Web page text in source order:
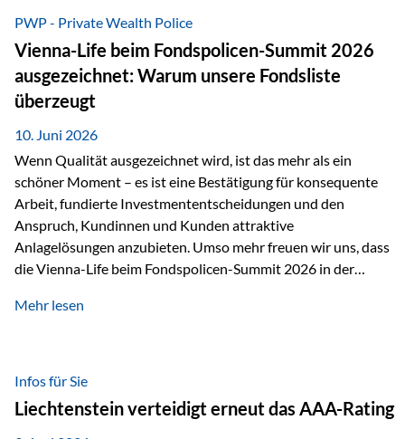
Leitfähigkeit aller Metalle. Diese Eigenschaft macht es für
zahlreiche Zukunftstechnologien praktisch unverzichtbar.
Silber findet sich unter anderem in: Solarmodulen
Elektrofahrzeugen Halbleitern Smartphones und Tablets…
PWP - Private Wealth Police
Vienna-Life beim Fondspolicen-Summit 2026
ausgezeichnet: Warum unsere Fondsliste
überzeugt
10. Juni 2026
Wenn Qualität ausgezeichnet wird, ist das mehr als ein
schöner Moment – es ist eine Bestätigung für konsequente
Arbeit, fundierte Investmententscheidungen und den
Anspruch, Kundinnen und Kunden attraktive
Anlagelösungen anzubieten. Umso mehr freuen wir uns, dass
die Vienna-Life beim Fondspolicen-Summit 2026 in der
dieser Ehrung ist der renommierte Fondspolicenreport der
analysiert und verglichen wurden. Das Ergebnis: Die ETF-
Auswahl der Vienna-Life zählt zu den drei besten Angeboten
am Markt. Für uns ist diese Auszeichnung eine Bestätigung
Mehr lesen
Infos für Sie
Liechtenstein verteidigt erneut das AAA-Rating